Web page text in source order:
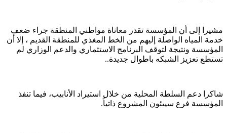
مشيرا إلى أن المؤسسة تقدر معاناة مواطني المنطقة جراء ضعف
خدمة المياه الواصلة إليهم من الخط المغذي للمنطقة القديم ، إلا أن
المؤسسة ونتيجة لتوقف البرنامج الاستثماري والدعم الوزاري لم
تستطع تعزيز الشبكه باطوال جديدة..
شاكرا دعم السلطة المحلية من خلال استيراد الأنابيب، فيما تنفذ
المؤسسة فرع سيىئون المشروع ذاتياً.